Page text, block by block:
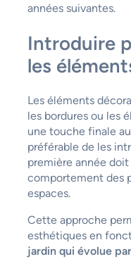
années suivantes.
Introduire
les
Les éléments
les bordures ou les
une touche finale
préférable de les
première année
comportement des
espaces.
Cette approche
esthétiques en
jardin qui évolue